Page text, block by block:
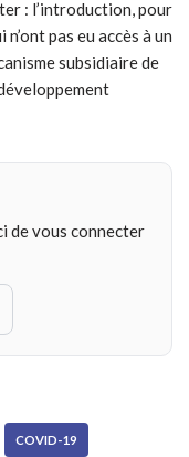
: l’introduction, pour
pas eu accès à un
subsidiaire de
de vous connecter
COVID-19